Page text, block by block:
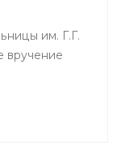
им. Г.Г.
вручение